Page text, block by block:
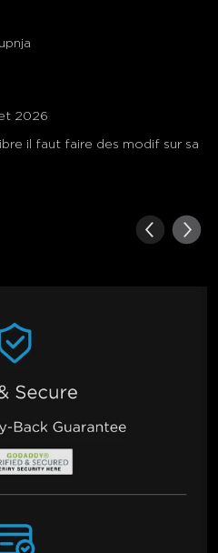
2026
il faut faire des modif sur sa